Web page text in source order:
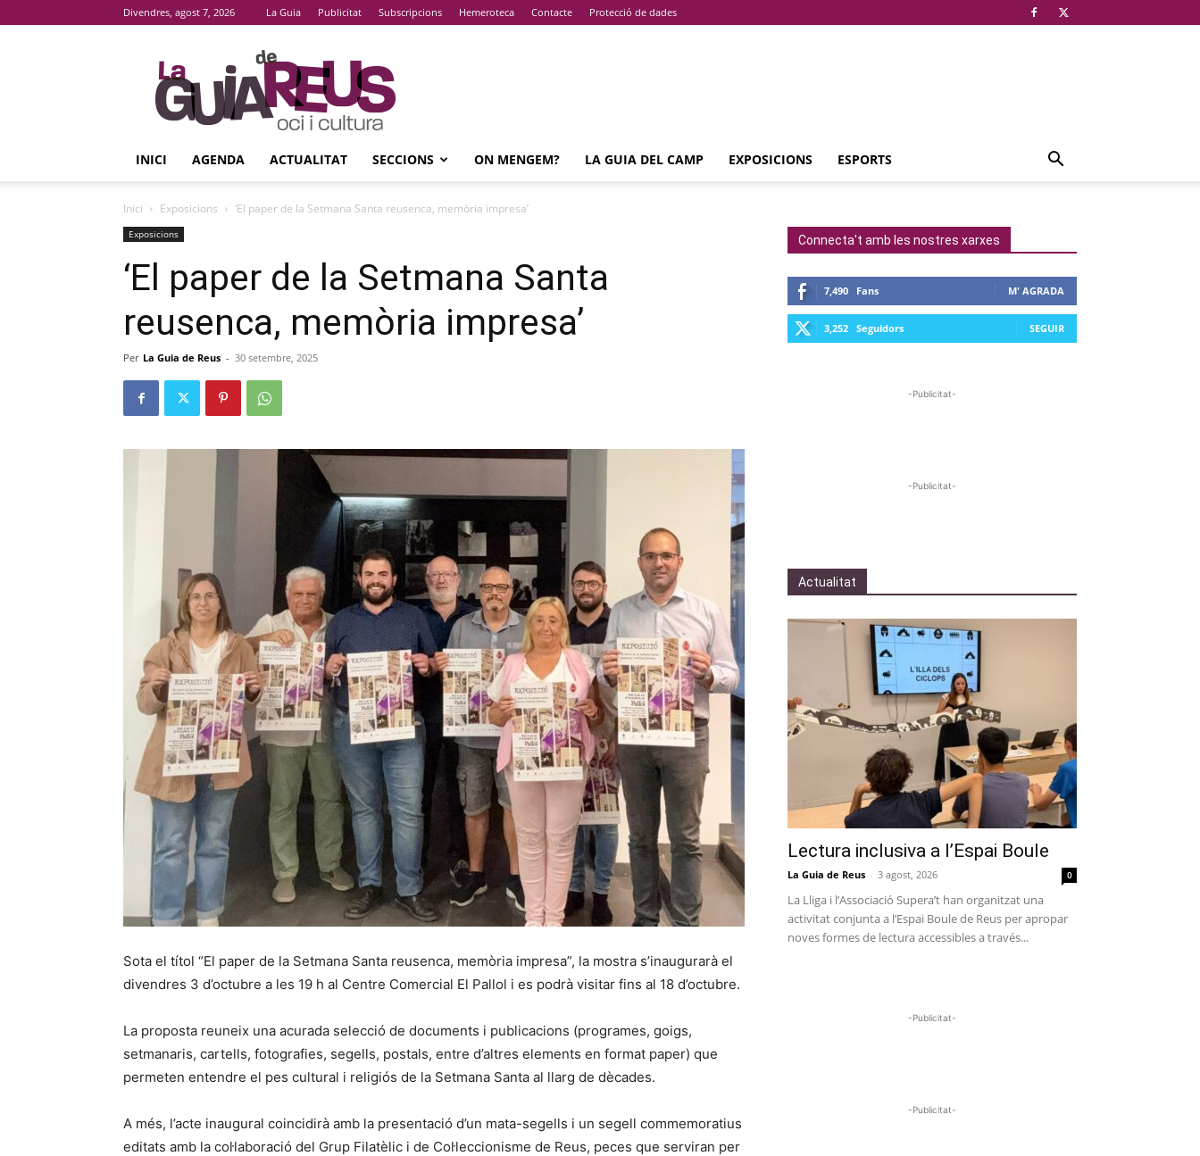
Divendres, agost 7, 2026 La Guia Publicitat Subscripcions Hemeroteca Contacte Protecció de dades
La
Guia
De
Reus
INICI AGENDA ACTUALITAT SECCIONS ON MENGEM? LA GUIA DEL CAMP EXPOSICIONS ESPORTS
Inici Exposicions ‘El paper de la Setmana Santa reusenca, memòria impresa’
Exposicions
‘El paper de la Setmana Santa
reusenca, memòria impresa’
Per La Guia de Reus - 30 setembre, 2025
Sota el títol “El paper de la Setmana Santa reusenca, memòria impresa”, la mostra s’inaugurarà el
divendres 3 d’octubre a les 19 h al Centre Comercial El Pallol i es podrà visitar fins al 18 d’octubre.
La proposta reuneix una acurada selecció de documents i publicacions (programes, goigs,
setmanaris, cartells, fotografies, segells, postals, entre d’altres elements en format paper) que
permeten entendre el pes cultural i religiós de la Setmana Santa al llarg de dècades.
A més, l’acte inaugural coincidirà amb la presentació d’un mata-segells i un segell commemoratius
editats amb la col·laboració del Grup Filatèlic i de Col·leccionisme de Reus, peces que serviran per
Connecta't amb les nostres xarxes
7,490 Fans M' AGRADA
3,252 Seguidors SEGUIR
-Publicitat-
-Publicitat-
Actualitat
Lectura inclusiva a l’Espai Boule
La Guia de Reus - 3 agost, 2026 0
La Lliga i l’Associació Supera’t han organitzat una
activitat conjunta a l’Espai Boule de Reus per apropar
noves formes de lectura accessibles a través...
-Publicitat-
-Publicitat-